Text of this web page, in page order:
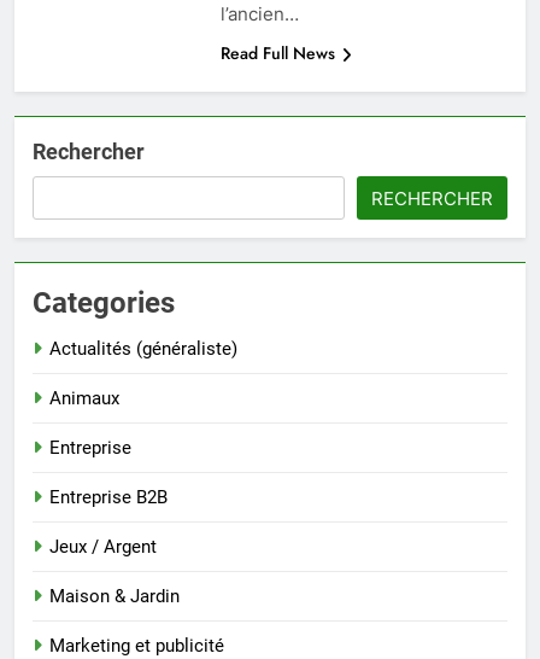
l’ancien…
Read Full News
Rechercher
RECHERCHER
Categories
Actualités (généraliste)
Animaux
Entreprise
Entreprise B2B
Jeux / Argent
Maison & Jardin
Marketing et publicité